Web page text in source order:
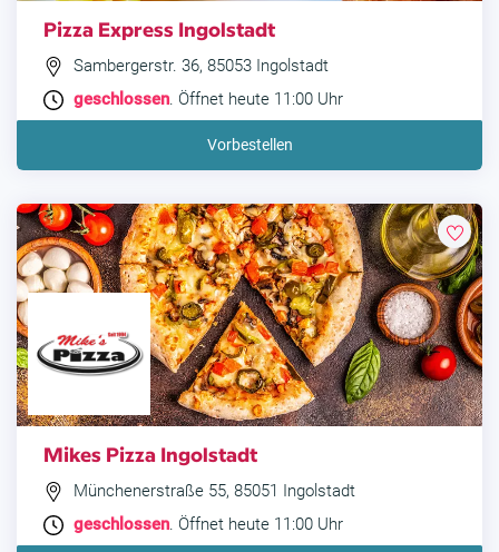
Pizza Express Ingolstadt
Sambergerstr. 36, 85053 Ingolstadt
geschlossen. Öffnet heute 11:00 Uhr
Vorbestellen
Mikes Pizza Ingolstadt
Münchenerstraße 55, 85051 Ingolstadt
geschlossen. Öffnet heute 11:00 Uhr